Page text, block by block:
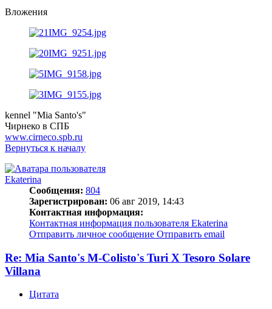
Вложения
kennel "Mia Santo's"
Чирнеко в СПБ
www.cirneco.spb.ru
Вернуться к началу
Ekaterina
Сообщения: 804
Зарегистрирован: 06 авг 2019, 14:43
Контактная информация:
Контактная информация пользователя Ekaterina
Отправить личное сообщение Отправить email
Re: Mia Santo's M-Colisto's Turi X Tesoro Solare
Villana
Цитата